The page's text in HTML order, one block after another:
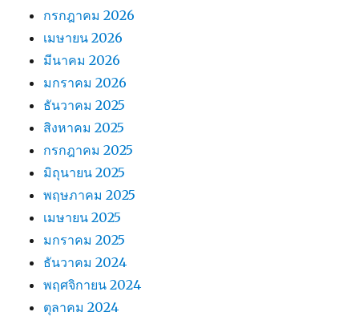
กรกฎาคม 2026
เมษายน 2026
มีนาคม 2026
มกราคม 2026
ธันวาคม 2025
สิงหาคม 2025
กรกฎาคม 2025
มิถุนายน 2025
พฤษภาคม 2025
เมษายน 2025
มกราคม 2025
ธันวาคม 2024
พฤศจิกายน 2024
ตุลาคม 2024